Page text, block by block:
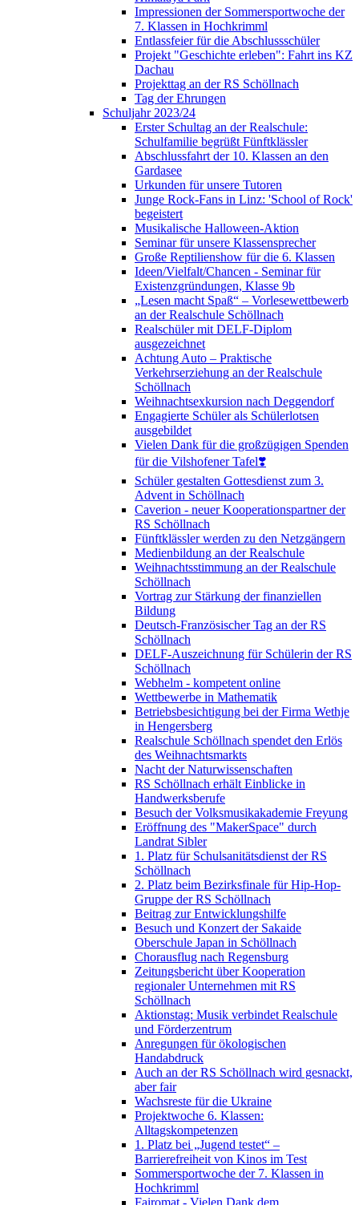
Impressionen der Sommersportwoche der
7. Klassen in Hochkrimml
Entlassfeier für die Abschlussschüler
Projekt "Geschichte erleben": Fahrt ins KZ
Dachau
Projekttag an der RS Schöllnach
Tag der Ehrungen
Schuljahr 2023/24
Erster Schultag an der Realschule:
Schulfamilie begrüßt Fünftklässler
Abschlussfahrt der 10. Klassen an den
Gardasee
Urkunden für unsere Tutoren
Junge Rock-Fans in Linz: 'School of Rock'
begeistert
Musikalische Halloween-Aktion
Seminar für unsere Klassensprecher
Große Reptilienshow für die 6. Klassen
Ideen/Vielfalt/Chancen - Seminar für
Existenzgründungen, Klasse 9b
„Lesen macht Spaß“ – Vorlesewettbewerb
an der Realschule Schöllnach
Realschüler mit DELF-Diplom
ausgezeichnet
Achtung Auto – Praktische
Verkehrserziehung an der Realschule
Schöllnach
Weihnachtsexkursion nach Deggendorf
Engagierte Schüler als Schülerlotsen
ausgebildet
Vielen Dank für die großzügigen Spenden
für die Vilshofener Tafel❣️
Schüler gestalten Gottesdienst zum 3.
Advent in Schöllnach
Caverion - neuer Kooperationspartner der
RS Schöllnach
Fünftklässler werden zu den Netzgängern
Medienbildung an der Realschule
Weihnachtsstimmung an der Realschule
Schöllnach
Vortrag zur Stärkung der finanziellen
Bildung
Deutsch-Französischer Tag an der RS
Schöllnach
DELF-Auszeichnung für Schülerin der RS
Schöllnach
Webhelm - kompetent online
Wettbewerbe in Mathematik
Betriebsbesichtigung bei der Firma Wethje
in Hengersberg
Realschule Schöllnach spendet den Erlös
des Weihnachtsmarkts
Nacht der Naturwissenschaften
RS Schöllnach erhält Einblicke in
Handwerksberufe
Besuch der Volksmusikakademie Freyung
Eröffnung des "MakerSpace" durch
Landrat Sibler
1. Platz für Schulsanitätsdienst der RS
Schöllnach
2. Platz beim Bezirksfinale für Hip-Hop-
Gruppe der RS Schöllnach
Beitrag zur Entwicklungshilfe
Besuch und Konzert der Sakaide
Oberschule Japan in Schöllnach
Chorausflug nach Regensburg
Zeitungsbericht über Kooperation
regionaler Unternehmen mit RS
Schöllnach
Aktionstag: Musik verbindet Realschule
und Förderzentrum
Anregungen für ökologischen
Handabdruck
Auch an der RS Schöllnach wird gesnackt,
aber fair
Wachsreste für die Ukraine
Projektwoche 6. Klassen:
Alltagskompetenzen
1. Platz bei „Jugend testet“ –
Barrierefreiheit von Kinos im Test
Sommersportwoche der 7. Klassen in
Hochkrimml
Fairomat - Vielen Dank dem